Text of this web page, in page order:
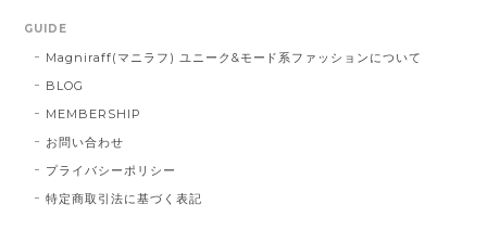
GUIDE
Magniraff(マニラフ) ユニーク&モード系ファッションについて
BLOG
MEMBERSHIP
お問い合わせ
プライバシーポリシー
特定商取引法に基づく表記